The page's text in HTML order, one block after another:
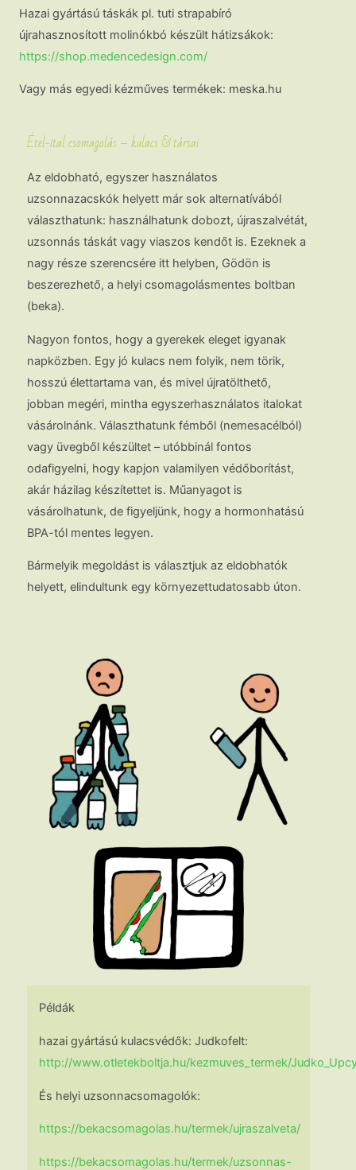
Hazai gyártású táskák pl. tuti strapabíró
újrahasznosított molinókbó készült hátizsákok:
https://shop.medencedesign.com/
Vagy más egyedi kézműves termékek: meska.hu
Étel-ital csomagolás – kulacs & társai
Az eldobható, egyszer használatos
uzsonnazacskók helyett már sok alternatívából
választhatunk: használhatunk dobozt, újraszalvétát,
uzsonnás táskát vagy viaszos kendőt is. Ezeknek a
nagy része szerencsére itt helyben, Gödön is
beszerezhető, a helyi csomagolásmentes boltban
(beka).
Nagyon fontos, hogy a gyerekek eleget igyanak
napközben. Egy jó kulacs nem folyik, nem törik,
hosszú élettartama van, és mivel újratölthető,
jobban megéri, mintha egyszerhasználatos italokat
vásárolnánk. Választhatunk fémből (nemesacélból)
vagy üvegből készültet – utóbbinál fontos
odafigyelni, hogy kapjon valamilyen védőborítást,
akár házilag készítettet is. Műanyagot is
vásárolhatunk, de figyeljünk, hogy a hormonhatású
BPA-tól mentes legyen.
Bármelyik megoldást is választjuk az eldobhatók
helyett, elindultunk egy környezettudatosabb úton.
Példák
hazai gyártású kulacsvédők: Judkofelt:
http://www.otletekboltja.hu/kezmuves_termek/
És helyi uzsonnacsomagolók:
https://bekacsomagolas.hu/termek/ujraszalveta/
https://bekacsomagolas.hu/termek/uzsonnas-